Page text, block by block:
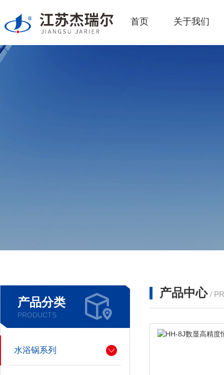
首页 关于我们
产品分类
PRODUCTS
水浴锅系列
产品中心 /